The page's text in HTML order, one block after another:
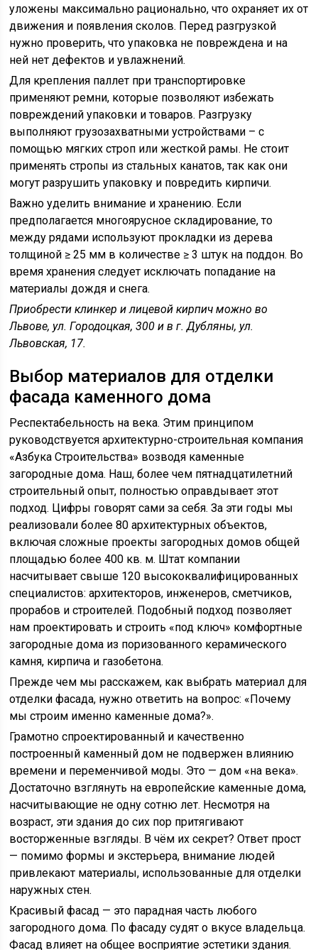
уложены максимально рационально, что охраняет их от
движения и появления сколов. Перед разгрузкой
нужно проверить, что упаковка не повреждена и на
ней нет дефектов и увлажнений.
Для крепления паллет при транспортировке
применяют ремни, которые позволяют избежать
повреждений упаковки и товаров. Разгрузку
выполняют грузозахватными устройствами – с
помощью мягких строп или жесткой рамы. Не стоит
применять стропы из стальных канатов, так как они
могут разрушить упаковку и повредить кирпичи.
Важно уделить внимание и хранению. Если
предполагается многоярусное складирование, то
между рядами используют прокладки из дерева
толщиной ≥ 25 мм в количестве ≥ 3 штук на поддон. Во
время хранения следует исключать попадание на
материалы дождя и снега.
Приобрести клинкер и лицевой кирпич можно во
Львове, ул. Городоцкая, 300 и в г. Дубляны, ул.
Львовская, 17.
Выбор материалов для отделки
фасада каменного дома
Респектабельность на века. Этим принципом
руководствуется архитектурно-строительная компания
«Азбука Строительства» возводя каменные
загородные дома. Наш, более чем пятнадцатилетний
строительный опыт, полностью оправдывает этот
подход. Цифры говорят сами за себя. За эти годы мы
реализовали более 80 архитектурных объектов,
включая сложные проекты загородных домов общей
площадью более 400 кв. м. Штат компании
насчитывает свыше 120 высококвалифицированных
специалистов: архитекторов, инженеров, сметчиков,
прорабов и строителей. Подобный подход позволяет
нам проектировать и строить «под ключ» комфортные
загородные дома из поризованного керамического
камня, кирпича и газобетона.
Прежде чем мы расскажем, как выбрать материал для
отделки фасада, нужно ответить на вопрос: «Почему
мы строим именно каменные дома?».
Грамотно спроектированный и качественно
построенный каменный дом не подвержен влиянию
времени и переменчивой моды. Это — дом «на века».
Достаточно взглянуть на европейские каменные дома,
насчитывающие не одну сотню лет. Несмотря на
возраст, эти здания до сих пор притягивают
восторженные взгляды. В чём их секрет? Ответ прост
— помимо формы и экстерьера, внимание людей
привлекают материалы, использованные для отделки
наружных стен.
Красивый фасад — это парадная часть любого
загородного дома. По фасаду судят о вкусе владельца.
Фасад влияет на общее восприятие эстетики здания.